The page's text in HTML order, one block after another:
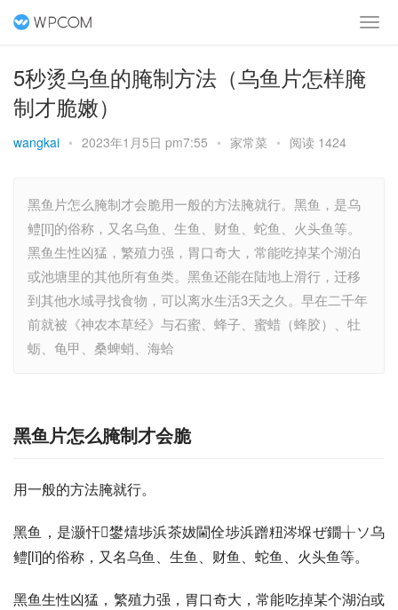
5秒烫乌鱼的腌制方法（乌鱼片怎样腌
制才脆嫩）
wangkai • 2023年1月5日 pm7:55 • 家常菜 • 阅读 1424
黑鱼片怎么腌制才会脆用一般的方法腌就行。黑鱼，是乌
鳢[lǐ]的俗称，又名乌鱼、生鱼、财鱼、蛇鱼、火头鱼等。
黑鱼生性凶猛，繁殖力强，胃口奇大，常能吃掉某个湖泊
或池塘里的其他所有鱼类。黑鱼还能在陆地上滑行，迁移
到其他水域寻找食物，可以离水生活3天之久。早在二千年
前就被《神农本草经》与石蜜、蜂子、蜜蜡（蜂胶）、牡
蛎、龟甲、桑蜱蛸、海蛤
黑鱼片怎么腌制才会脆
用一般的方法腌就行。
黑鱼，是灏忓鐢熺埗浜茶妭閫佺埗浜蹭粈涔堢ぜ鐗╁ソ乌
鳢[lǐ]的俗称，又名乌鱼、生鱼、财鱼、蛇鱼、火头鱼等。
黑鱼生性凶猛，繁殖力强，胃口奇大，常能吃掉某个湖泊或